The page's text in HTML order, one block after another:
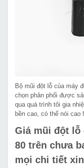
Bộ mũi đột lỗ của máy
chọn phân phối được
qua quá trình tôi gia
bền cao, có thể nói
Giá mũi đột lỗ
80 trên chưa
mọi chi tiết